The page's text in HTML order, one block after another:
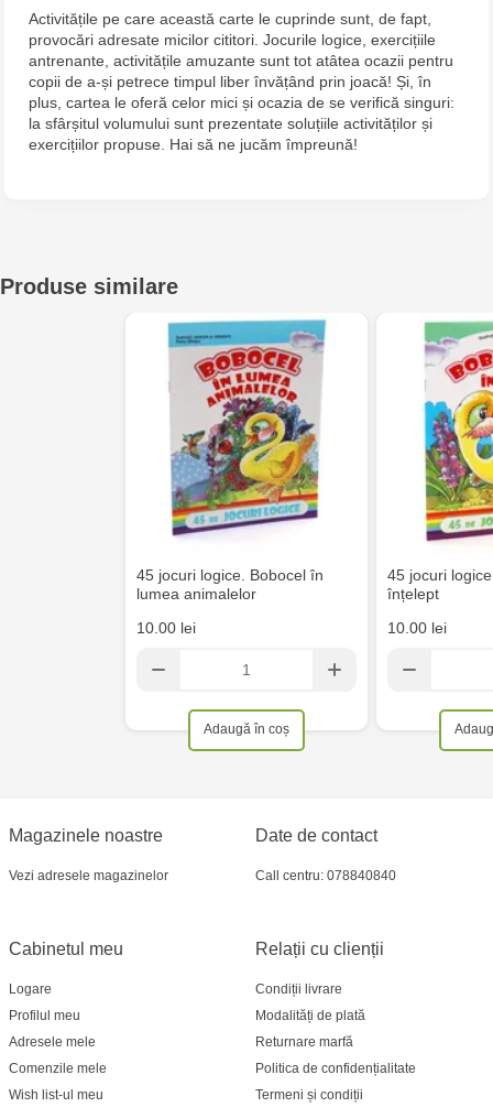
Activitățile pe care această carte le cuprinde sunt, de fapt,
provocări adresate micilor cititori. Jocurile logice, exercițiile
antrenante, activitățile amuzante sunt tot atâtea ocazii pentru
copii de a-și petrece timpul liber învățând prin joacă! Și, în
plus, cartea le oferă celor mici și ocazia de se verifică singuri:
la sfârșitul volumului sunt prezentate soluțiile activităților și
exercițiilor propuse. Hai să ne jucăm împreună!
Produse similare
45 jocuri logice. Bobocel în
lumea animalelor
10.00 lei
Adaugă în coș
45 jocuri
înțelept
10.00 lei
Magazinele noastre
Vezi adresele magazinelor
Relații cu clienții
Condiții livrare
Modalități de plată
Returnare marfă
Politica de confidențialitate
Termeni și condiții
Cabinetul meu
Logare
Profilul meu
Adresele mele
Comenzile mele
Wish list-ul meu
Date de contact
Call centru: 078840840